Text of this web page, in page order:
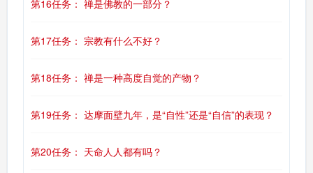
第16任务： 禅是佛教的一部分？
第17任务： 宗教有什么不好？
第18任务： 禅是一种高度自觉的产物？
第19任务： 达摩面壁九年，是“自性”还是“自信”的表现？
第20任务： 天命人人都有吗？